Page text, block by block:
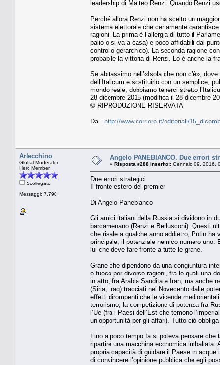
leadership di Matteo Renzi. Quando Renzi
Perché allora Renzi non ha scelto un
sistema elettorale che certamente
ragioni. La prima è l’allergia di tutto il
palio o si va a casa) e poco affidabili dal
controllo gerarchico). La seconda ragione
probabile la vittoria di Renzi. Lo è anche la
Se abitassimo nell’«Isola che non c’è»,
dell’Italicum e sostituirlo con un semplice,
mondo reale, dobbiamo tenerci stretto
28 dicembre 2015 (modifica il 28 dicembre
© RIPRODUZIONE RISERVATA
Da - http://www.corriere.it/editoriali/
Arlecchino
Global Moderator
Hero Member
Scollegato
Messaggi: 7.790
Angelo PANEBIANCO. Due errori
« Risposta #288 inserito:: Gennaio 09, 2016,
Due errori strategici
Il fronte estero del premier
Di Angelo Panebianco
Gli amici italiani della Russia si dividono in
barcamenano (Renzi e Berlusconi). Questi
che risale a qualche anno addietro, Putin ha
principale, il potenziale nemico numero
lui che deve fare fronte a tutte le grane.
Grane che dipendono da una congiuntura
e fuoco per diverse ragioni, fra le quali una
in atto, fra Arabia Saudita e Iran, ma anche
(Siria, Iraq) tracciati nel Novecento dalle
effetti dirompenti che le vicende
terrorismo, la competizione di potenza fra
l’Ue (fra i Paesi dell’Est che temono
un’opportunità per gli affari). Tutto ciò
Fino a poco tempo fa si poteva pensare
ripartire una macchina economica
propria capacità di guidare il Paese in
di convincere l’opinione pubblica che egli